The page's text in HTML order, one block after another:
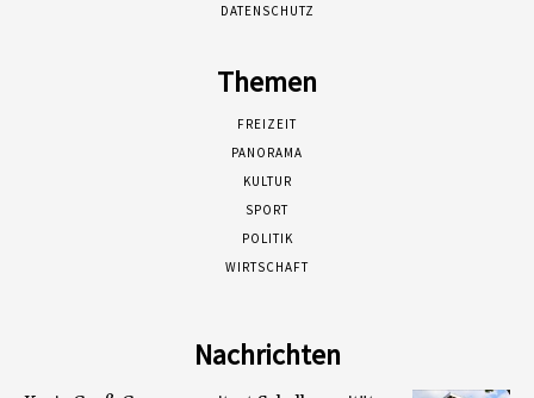
DATENSCHUTZ
Themen
FREIZEIT
PANORAMA
KULTUR
SPORT
POLITIK
WIRTSCHAFT
Nachrichten